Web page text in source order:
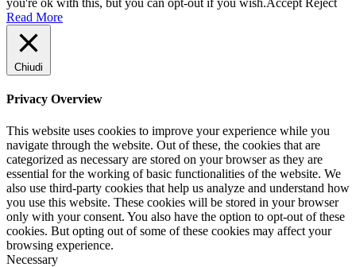
you're ok with this, but you can opt-out if you wish.Accept Reject
Read More
Chiudi
Privacy Overview
This website uses cookies to improve your experience while you
navigate through the website. Out of these, the cookies that are
categorized as necessary are stored on your browser as they are
essential for the working of basic functionalities of the website. We
also use third-party cookies that help us analyze and understand how
you use this website. These cookies will be stored in your browser
only with your consent. You also have the option to opt-out of these
cookies. But opting out of some of these cookies may affect your
browsing experience.
Necessary